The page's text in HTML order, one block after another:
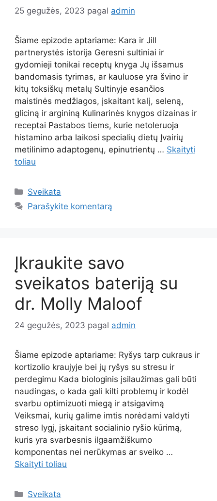
25 gegužės, 2023 pagal admin
Šiame epizode aptariame: Kara ir Jill
partnerystės istorija Geresni sultiniai ir
gydomieji tonikai receptų knyga Jų išsamus
bandomasis tyrimas, ar kauluose yra švino ir
kitų toksiškų metalų Sultinyje esančios
maistinės medžiagos, įskaitant kalį, seleną,
gliciną ir argininą Kulinarinės knygos dizainas ir
receptai Pastabos tiems, kurie netoleruoja
histamino arba laikosi specialių dietų Įvairių
metilinimo adaptogenų, epinutrientų … Skaityti
toliau
Kategorijos
Sveikata
Parašykite komentarą
Įkraukite savo
sveikatos bateriją su
dr. Molly Maloof
24 gegužės, 2023 pagal admin
Šiame epizode aptariame: Ryšys tarp cukraus ir
kortizolio kraujyje bei jų ryšys su stresu ir
perdegimu Kada biologinis įsilaužimas gali būti
naudingas, o kada gali kilti problemų ir kodėl
svarbu optimizuoti miegą ir atsigavimą
Veiksmai, kurių galime imtis norėdami valdyti
streso lygį, įskaitant socialinio ryšio kūrimą,
kuris yra svarbesnis ilgaamžiškumo
komponentas nei nerūkymas ar sveiko …
Skaityti toliau
Kategorijos
Sveikata